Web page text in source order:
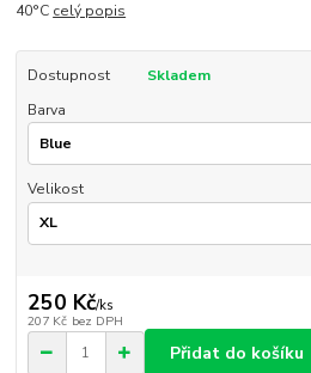
40°C celý popis
Dostupnost
Skladem
Barva
Velikost
250 Kč/ks
207 Kč bez DPH
Přidat do košíku